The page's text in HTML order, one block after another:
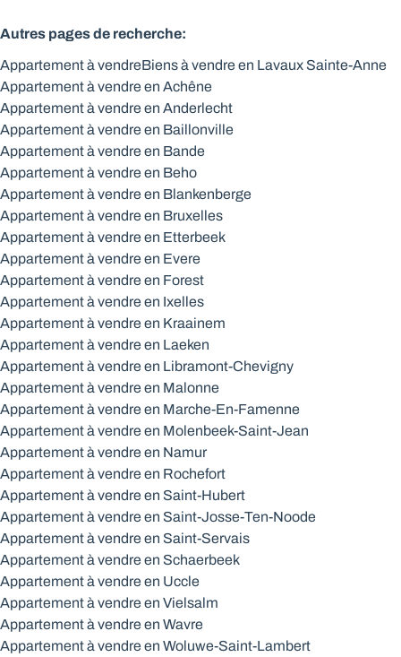
Autres pages de recherche:
Appartement à vendreBiens à vendre en Lavaux Sainte-Anne
Appartement à vendre en Achêne
Appartement à vendre en Anderlecht
Appartement à vendre en Baillonville
Appartement à vendre en Bande
Appartement à vendre en Beho
Appartement à vendre en Blankenberge
Appartement à vendre en Bruxelles
Appartement à vendre en Etterbeek
Appartement à vendre en Evere
Appartement à vendre en Forest
Appartement à vendre en Ixelles
Appartement à vendre en Kraainem
Appartement à vendre en Laeken
Appartement à vendre en Libramont-Chevigny
Appartement à vendre en Malonne
Appartement à vendre en Marche-En-Famenne
Appartement à vendre en Molenbeek-Saint-Jean
Appartement à vendre en Namur
Appartement à vendre en Rochefort
Appartement à vendre en Saint-Hubert
Appartement à vendre en Saint-Josse-Ten-Noode
Appartement à vendre en Saint-Servais
Appartement à vendre en Schaerbeek
Appartement à vendre en Uccle
Appartement à vendre en Vielsalm
Appartement à vendre en Wavre
Appartement à vendre en Woluwe-Saint-Lambert